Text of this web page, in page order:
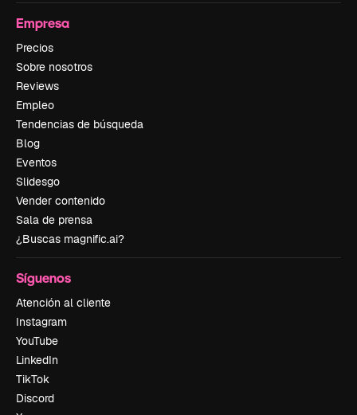
Empresa
Precios
Sobre nosotros
Reviews
Empleo
Tendencias de búsqueda
Blog
Eventos
Slidesgo
Vender contenido
Sala de prensa
¿Buscas magnific.ai?
Síguenos
Atención al cliente
Instagram
YouTube
LinkedIn
TikTok
Discord